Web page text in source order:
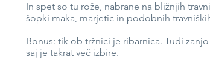
In spet so tu rože, nabrane na bližnjih
šopki maka, marjetic in podobnih
Bonus: tik ob tržnici je ribarnica. Tudi
saj je takrat več izbire.